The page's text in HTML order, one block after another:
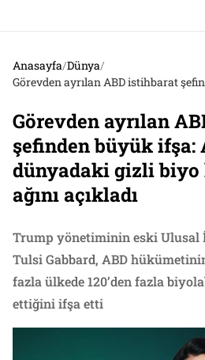
Anasayfa/Dünya/
Görevden ayrılan
şefinden büyük ifşa:
dünyadaki gizli
ağını açıkladı
Trump yönetiminin eski
Tulsi Gabbard, ABD
fazla ülkede 120’den fazla
ettiğini ifşa etti